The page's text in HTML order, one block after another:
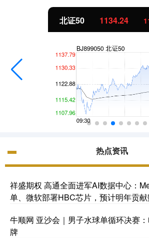
北证50 1134.24
热点资讯
祥盛期权 高通全面进军AI数据中心：
单、微软部署HBC芯片，预计明年贡
牛顺网 亚沙会｜男子水球单循环决赛
牌